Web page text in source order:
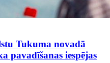
Tukuma novadā
pavadīšanas iespējas